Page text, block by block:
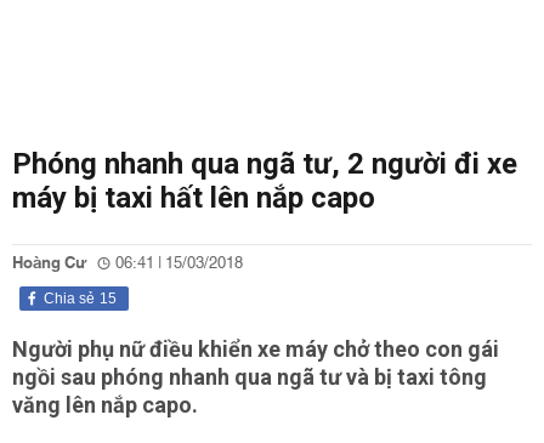
Phóng nhanh qua ngã tư, 2 người đi xe
máy bị taxi hất lên nắp capo
Hoàng Cư 06:41 | 15/03/2018
15
Chia sẻ
Người phụ nữ điều khiển xe máy chở theo con gái
ngồi sau phóng nhanh qua ngã tư và bị taxi tông
văng lên nắp capo.